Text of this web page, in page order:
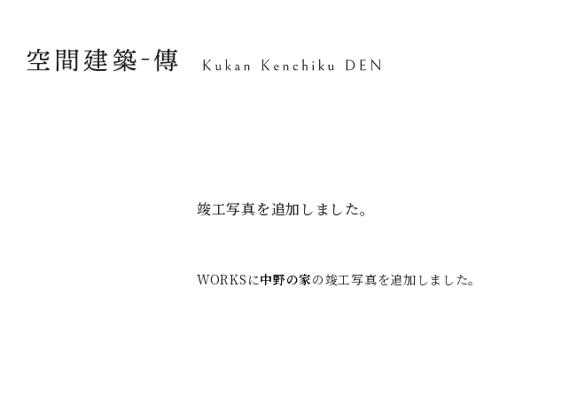
竣工写真を追加しました。
WORKSに中野の家の竣工写真を追加しました。